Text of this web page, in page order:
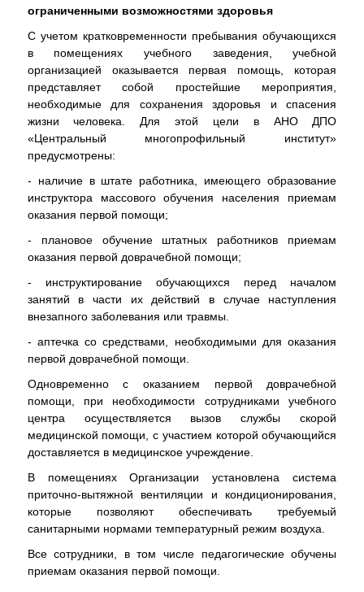
ограниченными возможностями здоровья
С учетом кратковременности пребывания обучающихся
в помещениях учебного заведения, учебной
организацией оказывается первая помощь, которая
представляет собой простейшие мероприятия,
необходимые для сохранения здоровья и спасения
жизни человека. Для этой цели в АНО ДПО
«Центральный многопрофильный институт»
предусмотрены:
- наличие в штате работника, имеющего образование
инструктора массового обучения населения приемам
оказания первой помощи;
- плановое обучение штатных работников приемам
оказания первой доврачебной помощи;
- инструктирование обучающихся перед началом
занятий в части их действий в случае наступления
внезапного заболевания или травмы.
- аптечка со средствами, необходимыми для оказания
первой доврачебной помощи.
Одновременно с оказанием первой доврачебной
помощи, при необходимости сотрудниками учебного
центра осуществляется вызов службы скорой
медицинской помощи, с участием которой обучающийся
доставляется в медицинское учреждение.
В помещениях Организации установлена система
приточно-вытяжной вентиляции и кондиционирования,
которые позволяют обеспечивать требуемый
санитарными нормами температурный режим воздуха.
Все сотрудники, в том числе педагогические обучены
приемам оказания первой помощи.